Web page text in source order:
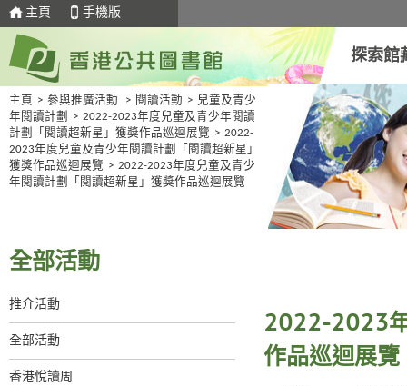
主頁 手機版
探索館
主頁 > 參與推廣活動 > 閱讀活動 > 兒童及青少
年閱讀計劃
> 2022-2023年度兒童及青少年閱讀
計劃「閱讀超新星」獲獎作品巡迴展覽 > 2022-
2023年度兒童及青少年閱讀計劃「閱讀超新星」
獲獎作品巡迴展覽 > 2022-2023年度兒童及青少
年閱讀計劃「閱讀超新星」獲獎作品巡迴展覽
全部活動
推介活動
全部活動
香港悅讀周
2022-2023年
作品巡迴展覽